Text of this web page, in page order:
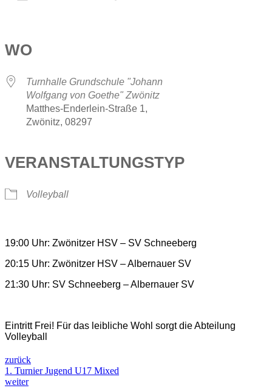
WO
Turnhalle Grundschule "Johann
Wolfgang von Goethe" Zwönitz
Matthes-Enderlein-Straße 1,
Zwönitz, 08297
VERANSTALTUNGSTYP
Volleyball
19:00 Uhr: Zwönitzer HSV – SV Schneeberg
20:15 Uhr: Zwönitzer HSV – Albernauer SV
21:30 Uhr: SV Schneeberg – Albernauer SV
Eintritt Frei! Für das leibliche Wohl sorgt die Abteilung
Volleyball
zurück
1. Turnier Jugend U17 Mixed
weiter